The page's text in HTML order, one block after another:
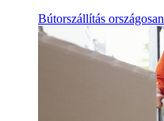
Bútorszállítás országosan